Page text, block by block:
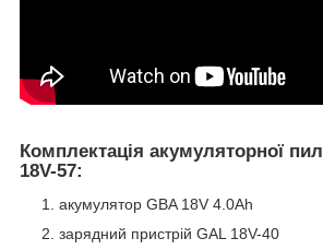
Комплектація акумуляторної
18V-57:
акумулятор GBA 18V 4.0Ah
зарядний пристрій GAL 18V-40